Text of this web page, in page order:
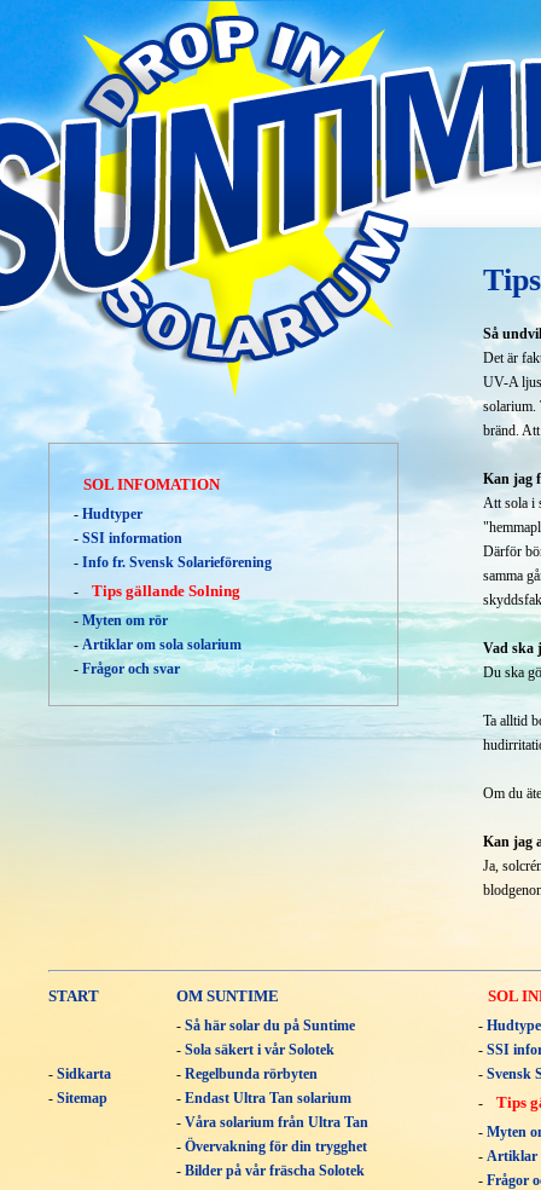
Drop in solarium mellan Årsta och
SOL INFOMATION
-Hudtyper
- SSI information
- Info fr. Svensk Solarieförening
-
Tips gällande Solning
- Myten om rör
-Artiklar om sola solarium
- Frågor och svar
Så
Det är
UV-A
solarium.
bränd.
Kan jag
Att sola i
Därför
samma
Vad ska
Du ska
Ta alltid
Om du
Kan jag
Ja,
START
- Sidkarta
- Sitemap
OM SUNTIME
- Så här solar du på Suntime
- Sola säkert i vår Solotek
- Regelbunda rörbyten
- Endast Ultra Tan solarium
- Våra solarium från Ultra Tan
- Övervakning för din trygghet
- Bilder på vår fräscha Solotek
SOL
-
- SSI
- Svensk
-
Tips
- Myten
- Artiklar
- Frågor